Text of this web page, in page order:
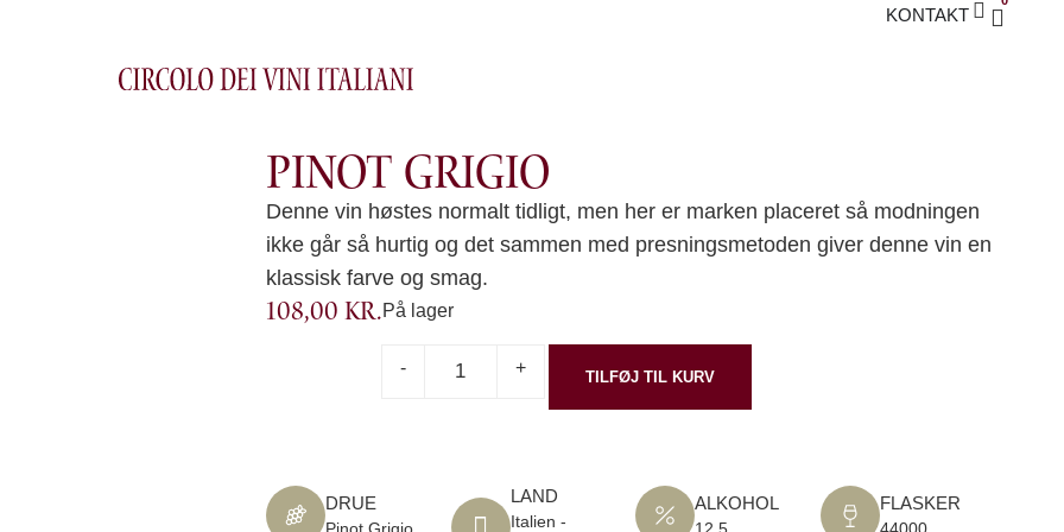
KONTAKT
Pinot Grigio
Denne vin høstes normalt tidligt, men her er marken placeret så modningen
ikke går så hurtig og det sammen med presningsmetoden giver denne vin en
klassisk farve og smag.
108,00 kr.På lager
- + TILFØJ TIL KURV
DRUE LAND
Italien -
ALKOHOL FLASKER